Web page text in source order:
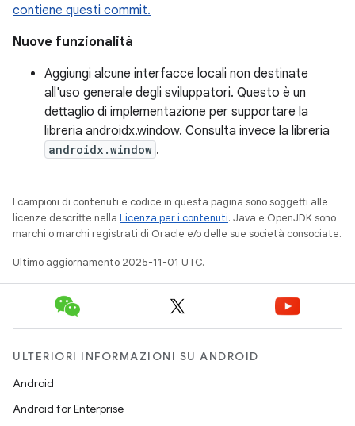
contiene questi commit.
Nuove funzionalità
Aggiungi alcune interfacce locali non destinate
all'uso generale degli sviluppatori. Questo è un
dettaglio di implementazione per supportare la
libreria androidx.window. Consulta invece la libreria
androidx.window .
I campioni di contenuti e codice in questa pagina sono soggetti alle
licenze descritte nella Licenza per i contenuti. Java e OpenJDK sono
marchi o marchi registrati di Oracle e/o delle sue società consociate.
Ultimo aggiornamento 2025-11-01 UTC.
ULTERIORI INFORMAZIONI SU ANDROID
Android
Android for Enterprise